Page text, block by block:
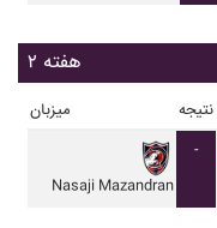
هفته ۲
میزبان نتیجه
Nasaji Mazandran
-